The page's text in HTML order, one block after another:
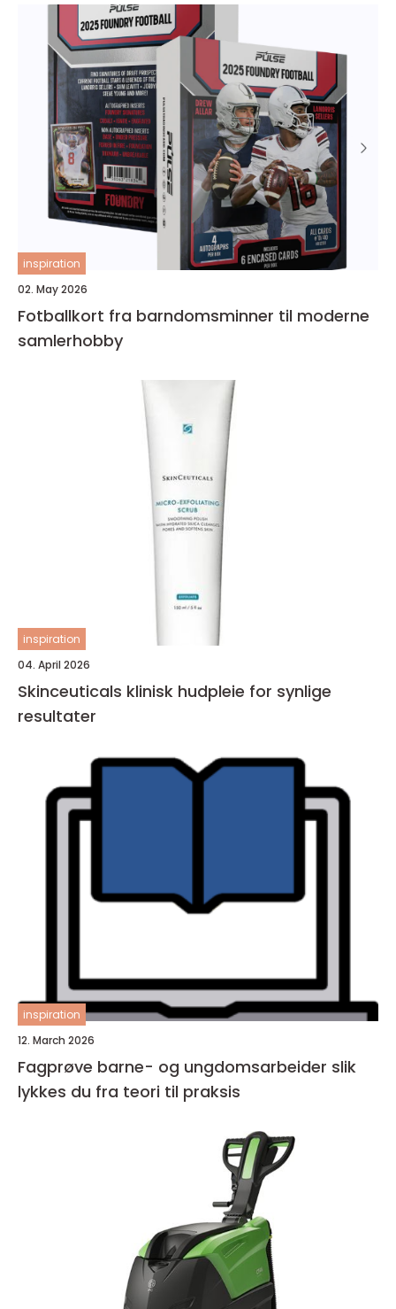
inspiration
02. May 2026
Fotballkort fra barndomsminner til moderne
samlerhobby
inspiration
04. April 2026
Skinceuticals klinisk hudpleie for synlige
resultater
inspiration
12. March 2026
Fagprøve barne- og ungdomsarbeider slik
lykkes du fra teori til praksis